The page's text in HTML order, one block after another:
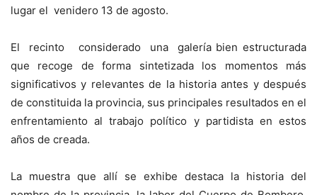
lugar el venidero 13 de agosto.
El recinto considerado una galería bien estructurada
que recoge de forma sintetizada los momentos más
significativos y relevantes de la historia antes y después
de constituida la provincia, sus principales resultados en el
enfrentamiento al trabajo político y partidista en estos
años de creada.
La muestra que allí se exhibe destaca la historia del